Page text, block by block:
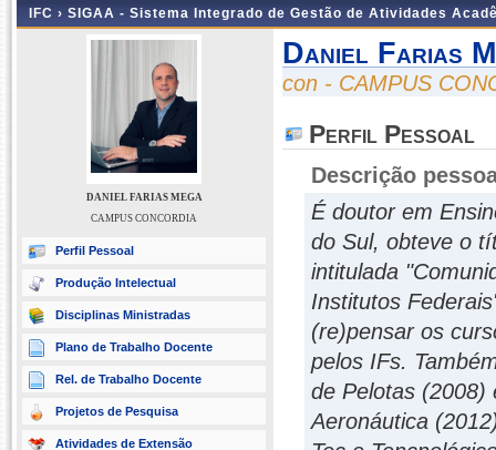
IFC › SIGAA - Sistema Integrado de Gestão de Atividades
DANIEL FARIAS MEGA
CAMPUS CONCORDIA
Perfil Pessoal
Produção Intelectual
Disciplinas Ministradas
Plano de Trabalho Docente
Rel. de Trabalho Docente
Projetos de Pesquisa
Atividades de Extensão
Daniel Farias
con - CAMPUS
Perfil Pessoal
Descrição
É doutor em
do Sul, obteve o
intitulada
Institutos
(re)pensar os
pelos IFs.
de Pelotas (2008)
Aeronáutica